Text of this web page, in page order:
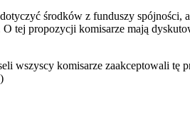
dotyczyć środków z funduszy
tej propozycji komisarze mają
wszyscy komisarze zaakceptowali tę